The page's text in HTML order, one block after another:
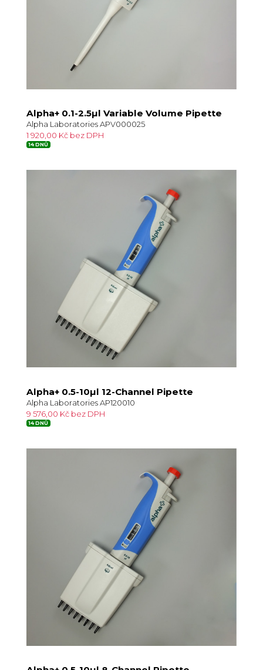
Alpha+ 0.1-2.5µl Variable Volume Pipette
Alpha Laboratories APV000025
1 920,00 Kč bez DPH
14 DNŮ
Alpha+ 0.5-10µl 12-Channel Pipette
Alpha Laboratories AP120010
9 576,00 Kč bez DPH
14 DNŮ